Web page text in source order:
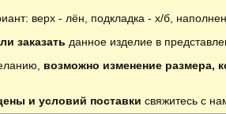
верх - лён, подкладка - х/б,
заказать данное изделие в
возможно изменение размера,
и условий поставки свяжитесь с